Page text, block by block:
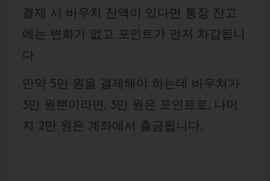
결제 시 바우처 잔액이 있다면 통장 잔고
에는 변화가 없고 포인트가 먼저 차감됩니
다.
만약 5만 원을 결제해야 하는데 바우처가
3만 원뿐이라면, 3만 원은 포인트로, 나머
지 2만 원은 계좌에서 출금됩니다.